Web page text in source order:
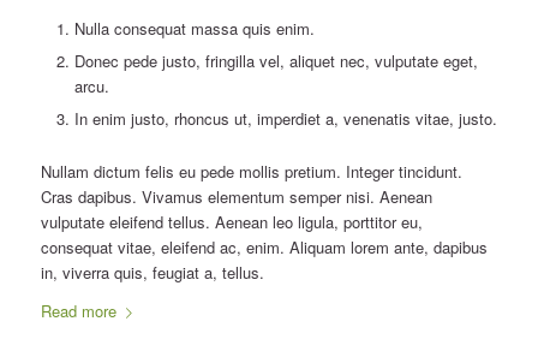
Nulla consequat massa quis enim.
Donec pede justo, fringilla vel, aliquet nec, vulputate eget,
arcu.
In enim justo, rhoncus ut, imperdiet a, venenatis vitae, justo.
Nullam dictum felis eu pede mollis pretium. Integer tincidunt.
Cras dapibus. Vivamus elementum semper nisi. Aenean
vulputate eleifend tellus. Aenean leo ligula, porttitor eu,
consequat vitae, eleifend ac, enim. Aliquam lorem ante, dapibus
in, viverra quis, feugiat a, tellus.
Read more